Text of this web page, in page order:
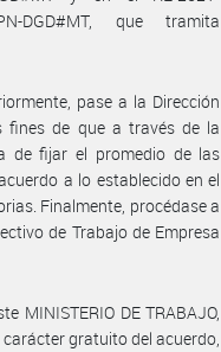
DGD#MT, que tramita
pase a la Dirección
fines de que a través de la
de fijar el promedio de las
a lo establecido en el
Finalmente, procédase a
de Trabajo de Empresa
MINISTERIO DE TRABAJO,
carácter gratuito del acuerdo,